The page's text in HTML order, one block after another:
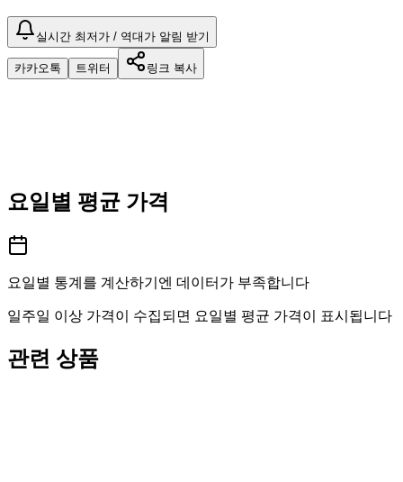
실시간 최저가 / 역대가 알림 받기
카카오톡 트위터 링크 복사
요일별 평균 가격
요일별 통계를 계산하기엔 데이터가 부족합니다
일주일 이상 가격이 수집되면 요일별 평균 가격이 표시됩니다
관련 상품